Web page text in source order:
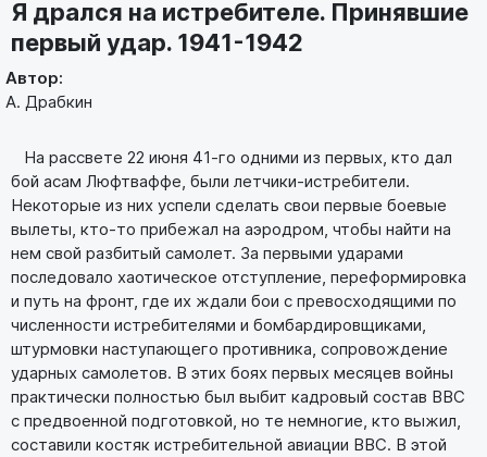
Я дрался на истребителе. Принявшие
первый удар. 1941-1942
Автор:
А. Драбкин
На рассвете 22 июня 41-го одними из первых, кто дал
бой асам Люфтваффе, были летчики-истребители.
Некоторые из них успели сделать свои первые боевые
вылеты, кто-то прибежал на аэродром, чтобы найти на
нем свой разбитый самолет. За первыми ударами
последовало хаотическое отступление, переформировка
и путь на фронт, где их ждали бои с превосходящими по
численности истребителями и бомбардировщиками,
штурмовки наступающего противника, сопровождение
ударных самолетов. В этих боях первых месяцев войны
практически полностью был выбит кадровый состав ВВС
с предвоенной подготовкой, но те немногие, кто выжил,
составили костяк истребительной авиации ВВС. В этой